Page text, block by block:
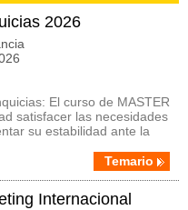
2026
El curso de MASTER
satisfacer las necesidades
su estabilidad ante la
Temario
Internacional